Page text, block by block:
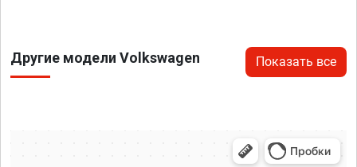
Другие модели Volkswagen Показать все